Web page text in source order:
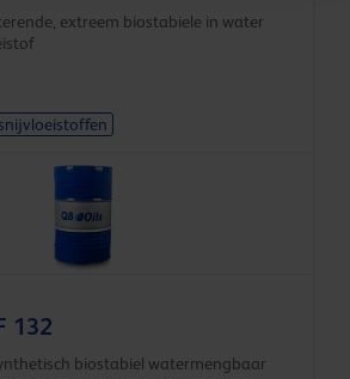
extreem biostabiele in water
132
biostabiel watermengbaar